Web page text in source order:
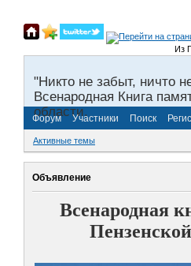
Из
"Никто не забыт, ничто
Всенародная Книга
области.
Форум Участники Поиск
Активные темы
Объявление
Всенародная